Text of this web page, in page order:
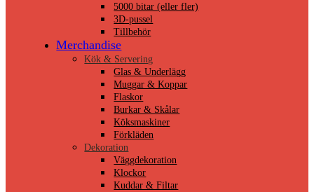
5000 bitar (eller fler)
3D-pussel
Tillbehör
Merchandise
Kök & Servering
Glas & Underlägg
Muggar & Koppar
Flaskor
Burkar & Skålar
Köksmaskiner
Förkläden
Dekoration
Väggdekoration
Klockor
Kuddar & Filtar